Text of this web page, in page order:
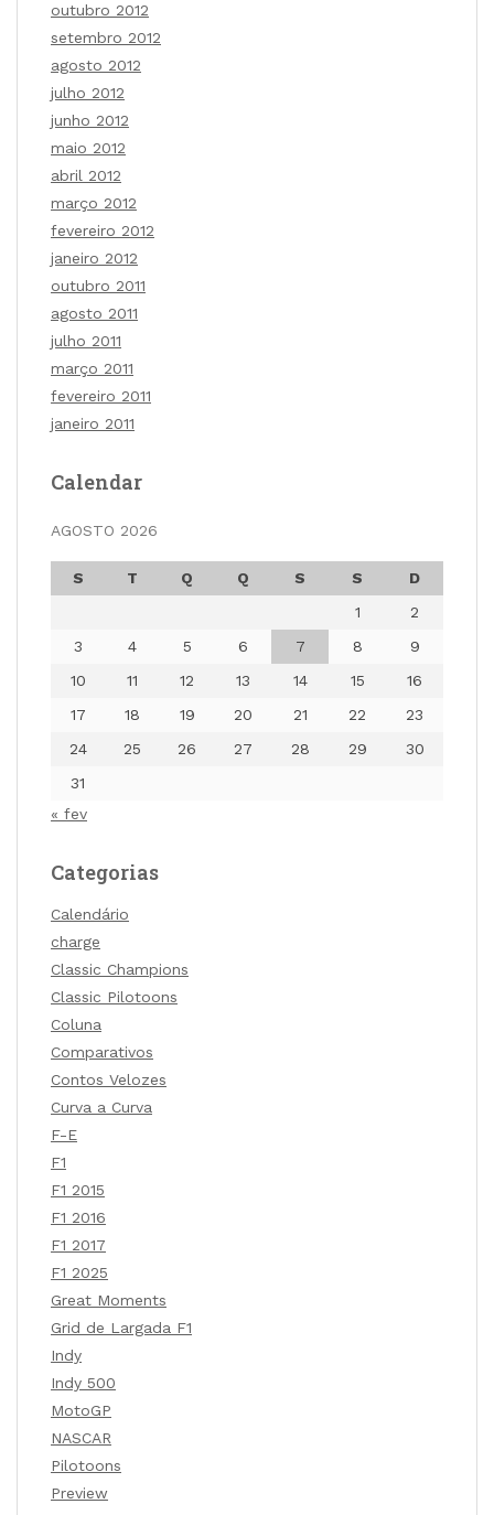
outubro 2012
setembro 2012
agosto 2012
julho 2012
junho 2012
maio 2012
abril 2012
março 2012
fevereiro 2012
janeiro 2012
outubro 2011
agosto 2011
julho 2011
março 2011
fevereiro 2011
janeiro 2011
Calendar
AGOSTO 2026
S T Q Q S S
D
1
2
3
4 5 6 7 8
9
10
11 12 13 14 15
16
17
18 19 20 21 22
23
24
25 26 27 28 29
30
31
« fev
Categorias
Calendário
charge
Classic Champions
Classic Pilotoons
Coluna
Comparativos
Contos Velozes
Curva a Curva
F-E
F1
F1 2015
F1 2016
F1 2017
F1 2025
Great Moments
Grid de Largada F1
Indy
Indy 500
MotoGP
NASCAR
Pilotoons
Preview